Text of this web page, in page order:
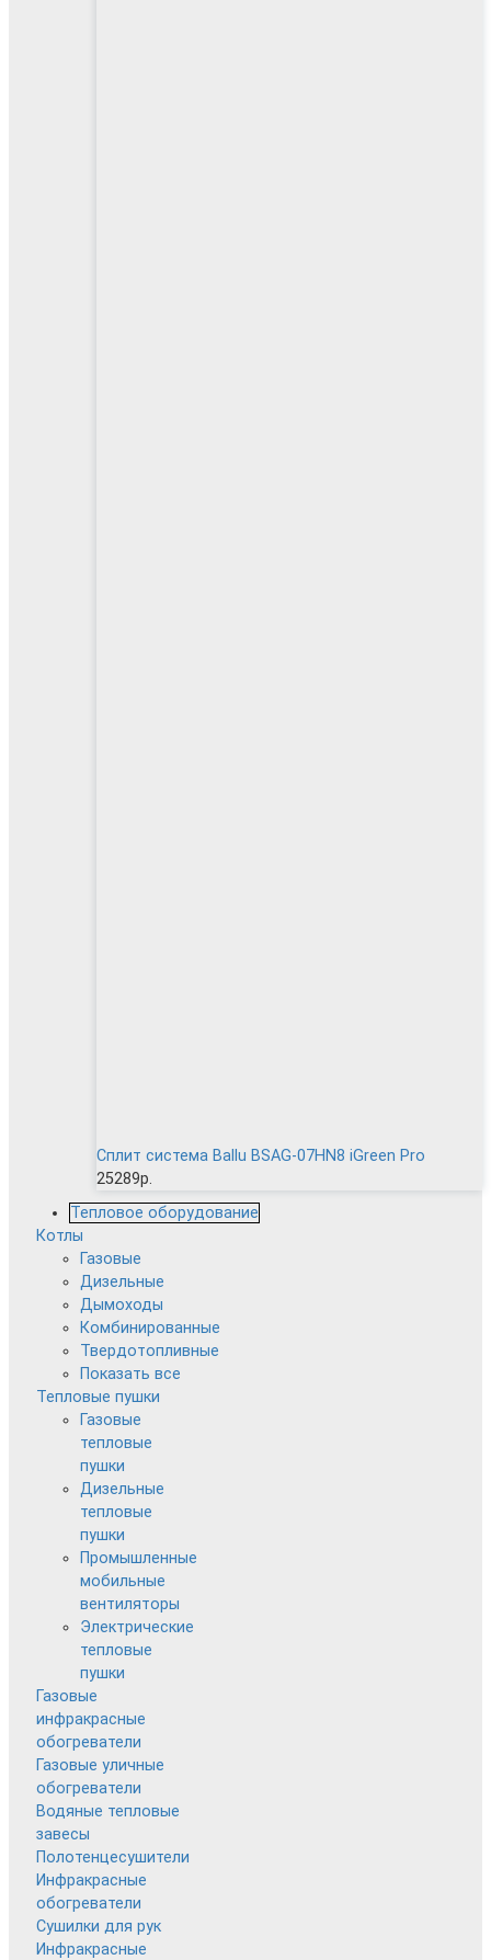
Сплит система Ballu BSAG-07HN8 iGreen Pro
25289р.
Тепловое оборудование
Котлы
Газовые
Дизельные
Дымоходы
Комбинированные
Твердотопливные
Показать все
Тепловые пушки
Газовые
тепловые
пушки
Дизельные
тепловые
пушки
Промышленные
мобильные
вентиляторы
Электрические
тепловые
пушки
Газовые
инфракрасные
обогреватели
Газовые уличные
обогреватели
Водяные тепловые
завесы
Полотенцесушители
Инфракрасные
обогреватели
Сушилки для рук
Инфракрасные